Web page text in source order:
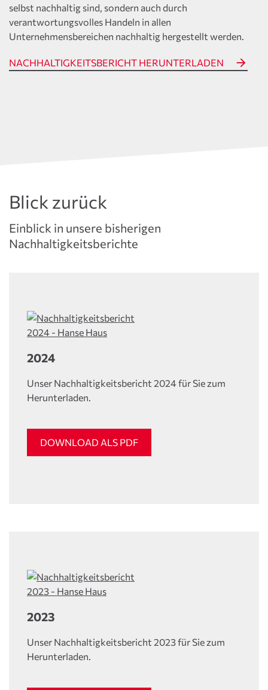
selbst nachhaltig sind, sondern auch durch
verantwortungsvolles Handeln in allen
Unternehmensbereichen nachhaltig hergestellt werden.
NACHHALTIGKEITSBERICHT HERUNTERLADEN
Einblick in unsere bisherigen
Nachhaltigkeitsberichte
Blick zurück
2024
Unser Nachhaltigkeitsbericht 2024 für Sie zum
Herunterladen.
DOWNLOAD ALS PDF
2023
Unser Nachhaltigkeitsbericht 2023 für Sie zum
Herunterladen.